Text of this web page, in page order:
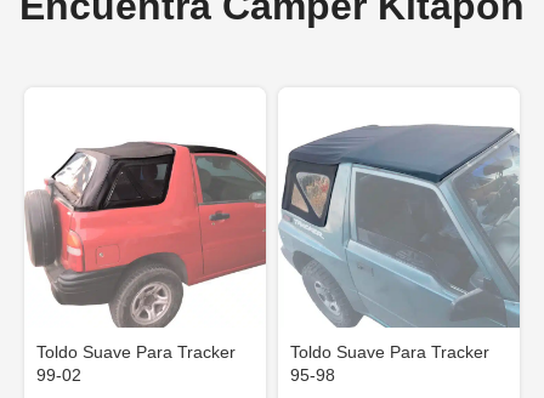
Toldo Suave Para Tracker
99-02
Toldo Suave Para Tracker
95-98